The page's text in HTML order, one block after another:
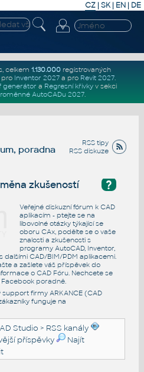
CZ | SK| EN | DE
celkem 1.130.000registrovaných
pro Inventor 2027a pro Revit 2027.
generátor a Regresní křivkyv sekci
AutoCADu 2027.
RSS tipy
RSS diskuze
poradna
?
zkušeností
Veřejné diskuzní fórum k CAD
aplikacím - ptejte se na
libovolné otázky týkající se
oboru CAx, podělte se o vaše
znalosti a zkušenosti s
programy AutoCAD, Inventor,
dalšími CAD/BIM/PDM aplikacemi.
a zašlete váš příspěvek do
o CAD Fóru. Nechcete se
Facebook poradně.
firmy ARKANCE (CAD
funguje na
Studio > RSS kanály
příspěvky
Najít